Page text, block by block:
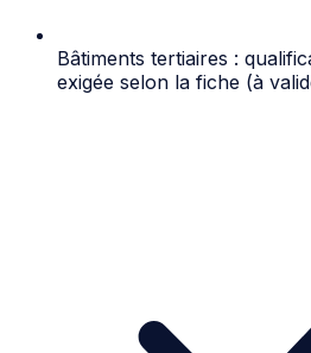
Bâtiments tertiaires :
exigée selon la fiche (à